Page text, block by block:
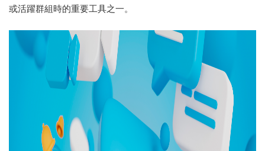
或活躍群組時的重要工具之一。